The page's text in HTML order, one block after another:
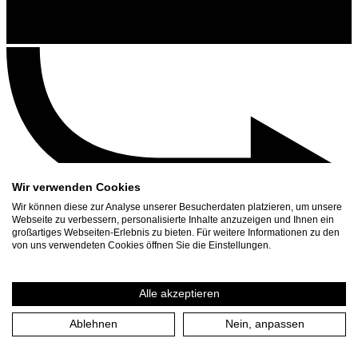
Kontakt
Presse Download
Wir verwenden Cookies
Wir können diese zur Analyse unserer Besucherdaten platzieren, um unsere
Webseite zu verbessern, personalisierte Inhalte anzuzeigen und Ihnen ein
großartiges Webseiten-Erlebnis zu bieten. Für weitere Informationen zu den
von uns verwendeten Cookies öffnen Sie die Einstellungen.
Alle akzeptieren
Ablehnen Nein, anpassen